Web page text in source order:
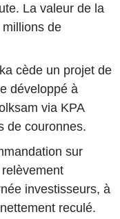
La valeur de la
de
cède un projet de
développé à
via KPA
de couronnes.
sur
investisseurs, à
reculé.